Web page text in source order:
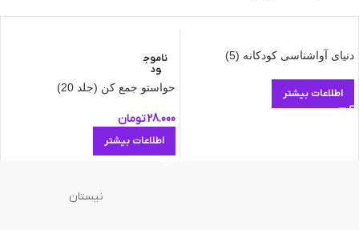
دنیای آواشناسی کودکانه (5)
اطلاعات بیشتر
ناموج
ود
حواستو جمع کن (جلد 20)
28.000تومان
اطلاعات بیشتر
نیستان